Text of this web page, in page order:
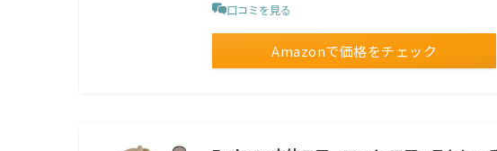
口コミを見る
Amazonで価格をチェック